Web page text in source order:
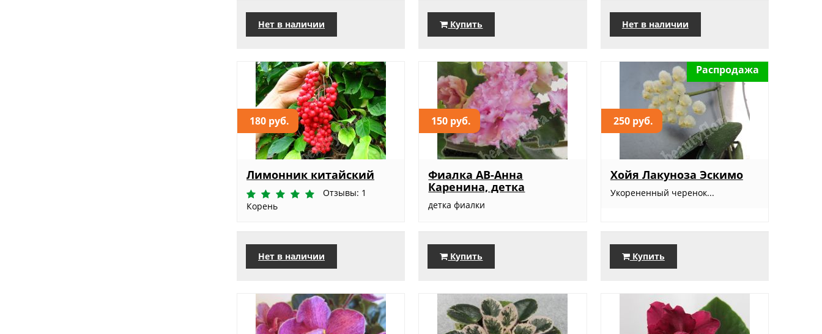
Нет в наличии Купить Нет в наличии
180 руб.
Лимонник китайский
Отзывы: 1
Корень
Нет в наличии
150 руб.
Фиалка АВ-Анна
Каренина, детка
детка фиалки
Купить
250 руб.
Распродажа
Хойя Лакуноза Эскимо
Укорененный черенок...
Купить